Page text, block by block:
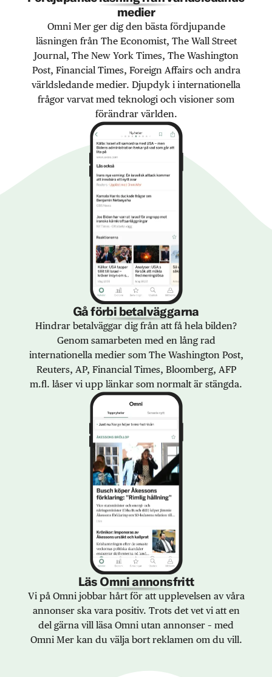
medier
Omni Mer ger dig den bästa fördjupande
läsningen från The Economist, The Wall Street
Journal, The New York Times, The Washington
Post, Financial Times, Foreign Affairs och andra
världsledande medier. Djupdyk i internationella
frågor varvat med teknologi och visioner som
förändrar världen.
Gå förbi betalväggarna
Hindrar betalväggar dig från att få hela bilden?
Genom samarbeten med en lång rad
internationella medier som The Washington Post,
Reuters, AP, Financial Times, Bloomberg, AFP
m.fl. låser vi upp länkar som normalt är stängda.
Läs Omni annonsfritt
Vi på Omni jobbar hårt för att upplevelsen av våra
annonser ska vara positiv. Trots det vet vi att en
del gärna vill läsa Omni utan annonser – med
Omni Mer kan du välja bort reklamen om du vill.